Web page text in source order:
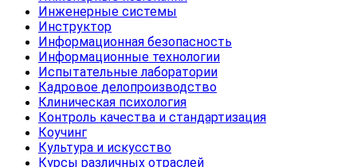
Инженерные системы
Инструктор
Информационная безопасность
Информационные технологии
Испытательные лаборатории
Кадровое делопроизводство
Клиническая психология
Контроль качества и стандартизация
Коучинг
Культура и искусство
Курсы различных отраслей